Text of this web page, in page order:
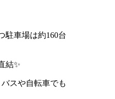
駐車場は約160台
結✨
スや自転車でも